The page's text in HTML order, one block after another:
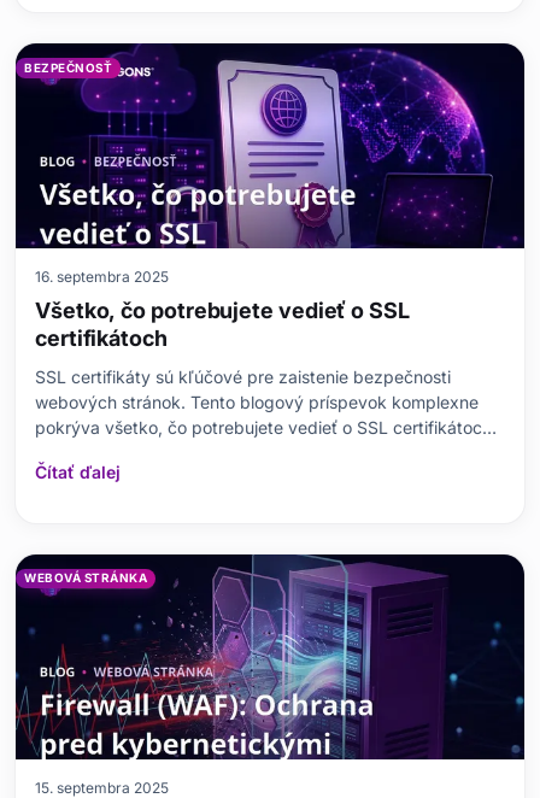
BEZPEČNOSŤ
16. septembra 2025
Všetko, čo potrebujete vedieť o SSL
certifikátoch
SSL certifikáty sú kľúčové pre zaistenie bezpečnosti
webových stránok. Tento blogový príspevok komplexne
pokrýva všetko, čo potrebujete vedieť o SSL certifikátoch.
napríklad čo je SSL certifikát, prečo je potrebný a aké sú
Čítať ďalej
WEBOVÁ STRÁNKA
15. septembra 2025